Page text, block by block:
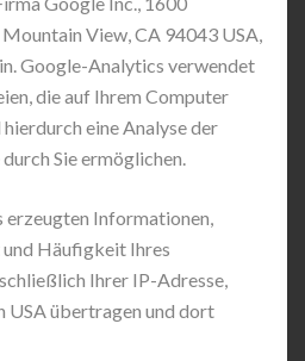
View, CA 94043 USA,
Google-Analytics verwendet
die auf Ihrem Computer
eine Analyse der
Sie ermöglichen.
erzeugten Informationen,
Häufigkeit Ihres
Ihrer IP-Adresse,
USA übertragen und dort